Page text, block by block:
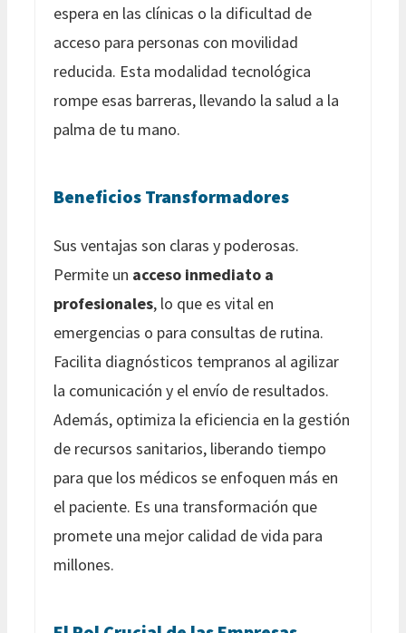
espera en las clínicas o la dificultad de
acceso para personas con movilidad
reducida. Esta modalidad tecnológica
rompe esas barreras, llevando la salud a la
palma de tu mano.
Beneficios Transformadores
Sus ventajas son claras y poderosas.
Permite un acceso inmediato a
profesionales, lo que es vital en
emergencias o para consultas de rutina.
Facilita diagnósticos tempranos al agilizar
la comunicación y el envío de resultados.
Además, optimiza la eficiencia en la gestión
de recursos sanitarios, liberando tiempo
para que los médicos se enfoquen más en
el paciente. Es una transformación que
promete una mejor calidad de vida para
millones.